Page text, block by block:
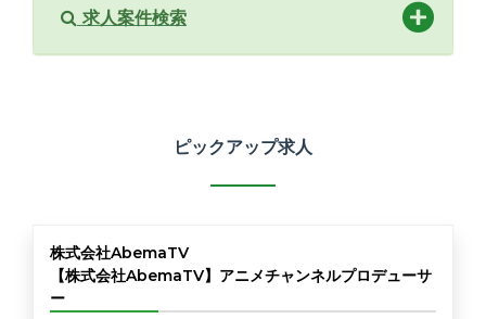
求人案件検索
ピックアップ求人
株式会社AbemaTV
【株式会社AbemaTV】アニメチャンネルプロデューサ
ー